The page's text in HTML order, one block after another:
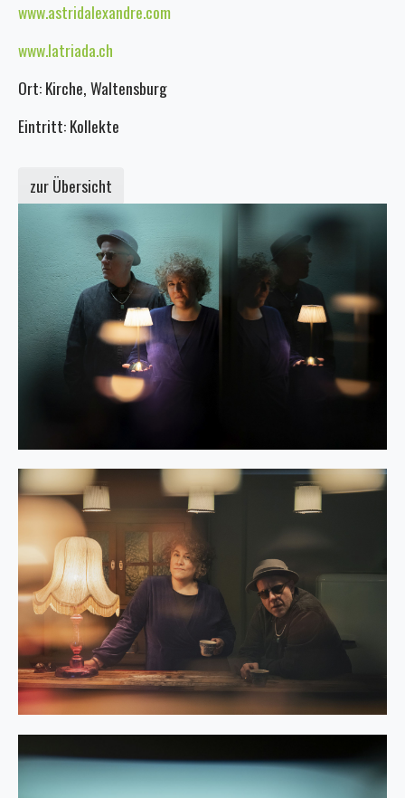
www.astridalexandre.com
www.latriada.ch
Ort: Kirche, Waltensburg
Eintritt: Kollekte
zur Übersicht